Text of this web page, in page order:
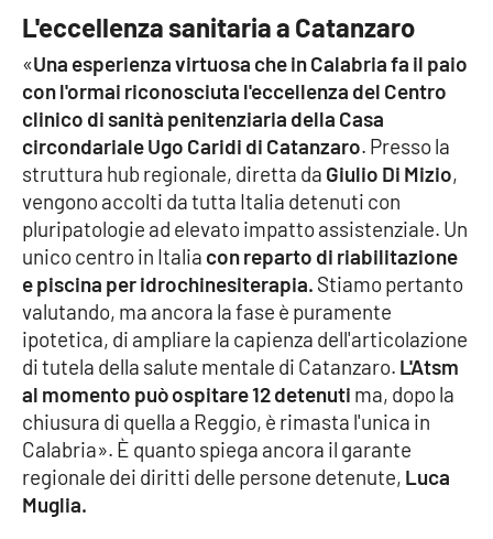
L'eccellenza sanitaria a Catanzaro
«Una esperienza virtuosa che in Calabria fa il paio
con l'ormai riconosciuta l'eccellenza del Centro
clinico di sanità penitenziaria della Casa
circondariale Ugo Caridi di Catanzaro. Presso la
struttura hub regionale, diretta da Giulio Di Mizio,
vengono accolti da tutta Italia detenuti con
pluripatologie ad elevato impatto assistenziale. Un
unico centro in Italia con reparto di riabilitazione
e piscina per idrochinesiterapia. Stiamo pertanto
valutando, ma ancora la fase è puramente
ipotetica, di ampliare la capienza dell'articolazione
di tutela della salute mentale di Catanzaro. L'Atsm
al momento può ospitare 12 detenuti ma, dopo la
chiusura di quella a Reggio, è rimasta l'unica in
Calabria». È quanto spiega ancora il garante
regionale dei diritti delle persone detenute, Luca
Muglia.